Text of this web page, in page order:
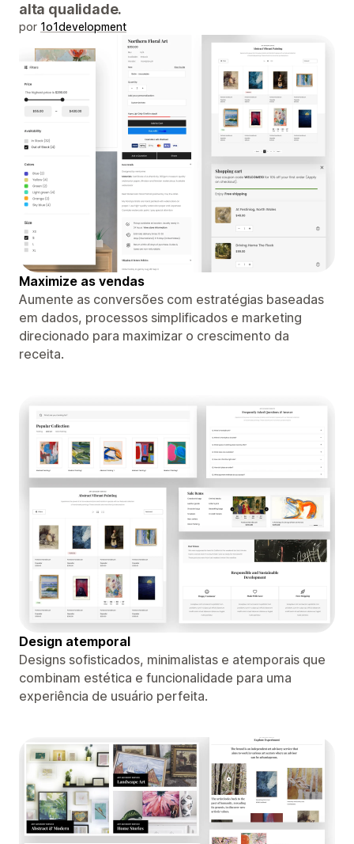
alta qualidade.
por 1o1development
Maximize as vendas
Aumente as conversões com estratégias baseadas
em dados, processos simplificados e marketing
direcionado para maximizar o crescimento da
receita.
Design atemporal
Designs sofisticados, minimalistas e atemporais que
combinam estética e funcionalidade para uma
experiência de usuário perfeita.